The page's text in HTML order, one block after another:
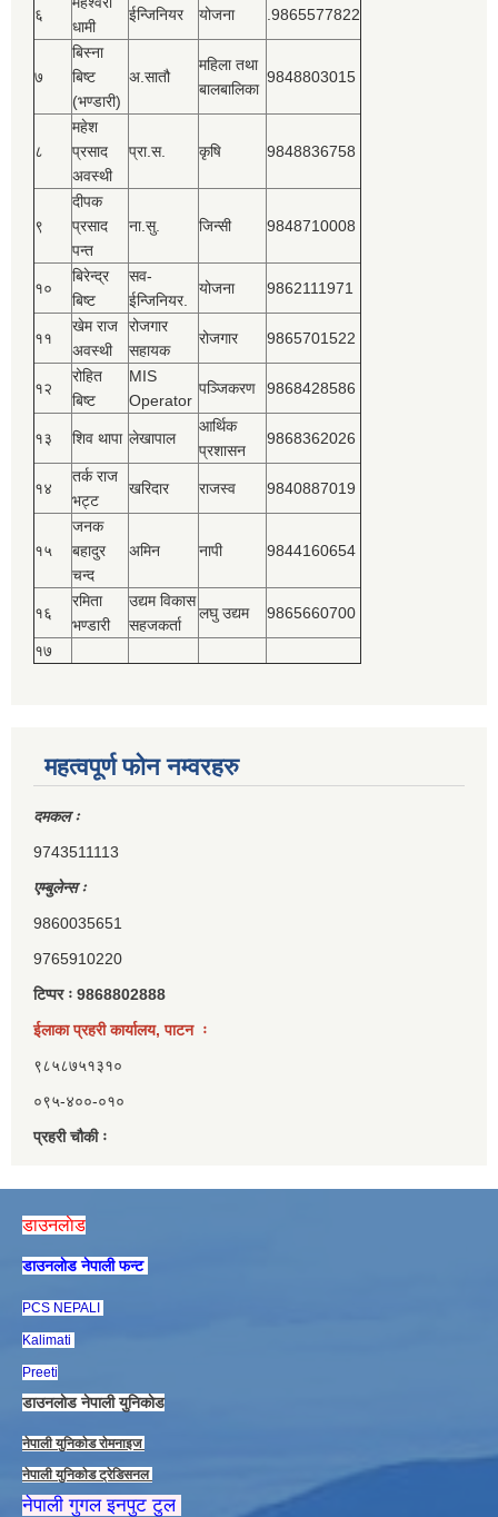
६
धामी
ईन्जिनियर योजना .9865577822
७
बिस्‍ना
बिष्‍ट
(भण्डारी)
अ.सातौ
महिला तथा
बालबालिका
9848803015
८
महेश
प्रसाद
अवस्थी
प्रा.स. कृषि 9848836758
९
दीपक
प्रसाद
पन्त
ना.सु. जिन्सी 9848710008
१०
बिरेन्द्र
बिष्‍ट
सव-
ईन्जिनियर.
योजना 9862111971
११
खेम राज
अवस्थी
रोजगार
सहायक
रोजगार 9865701522
१२
रोहित
बिष्‍ट
MIS
Operator
पञ्‍जिकरण 9868428586
१३ शिव थापा लेखापाल
आर्थिक
प्रशासन
9868362026
१४
तर्क राज
भट्ट
खरिदार राजस्‍व 9840887019
१५
जनक
बहादुर
चन्द
अमिन नापी 9844160654
१६
रमिता
भण्डारी
उद्यम विकास
सहजकर्ता
लघु उद्यम 9865660700
१७
महत्वपूर्ण फोन नम्वरहरु
दमकल ः
9743511113
एम्बुलेन्स ः
9860035651
9765910220
टिप्पर ः 9868802888
ईलाका प्रहरी कार्यालय, पाटन ः
९८५८७५१३१०
०९५-४००-०१०
प्रहरी चौकी ः
डाउनलाेड
डाउनलाेड नेपाली फन्ट
PCS NEPALI
Kalimati
Preeti
डाउनलाेड नेपाली युनिकाेड
नेपाली युनिकाेड राेमनाइज
नेपाली युनिकाेड ट्रेडिसनल
नेपाली गुगल इनपुट टुल